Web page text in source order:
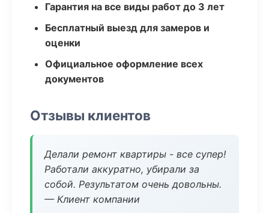
Гарантия на все виды работ до 3 лет
Бесплатный выезд для замеров и
оценки
Официальное оформление всех
документов
Отзывы клиентов
Делали ремонт квартиры - все супер!
Работали аккуратно, убирали за
собой. Результатом очень довольны.
— Клиент компании